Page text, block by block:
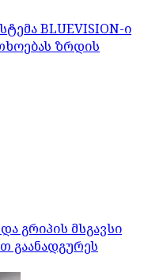
BLUEVISION-ი
ზრდის
გრიპის მსგავსი
გაანადგურეს